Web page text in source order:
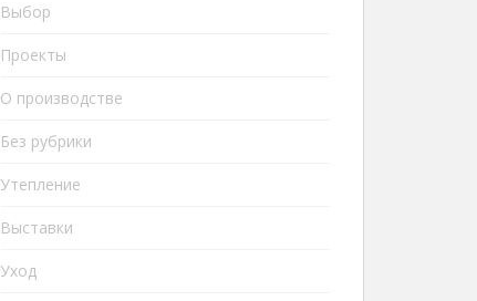
Выбор
Проекты
О производстве
Без рубрики
Утепление
Выставки
Уход